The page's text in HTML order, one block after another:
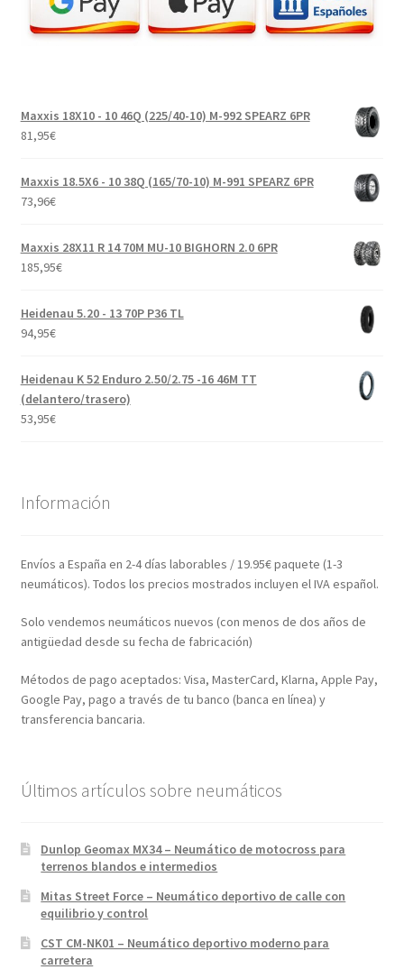
Maxxis 18X10 - 10 46Q (225/40-10) M-992 SPEARZ 6PR
81,95€
Maxxis 18.5X6 - 10 38Q (165/70-10) M-991 SPEARZ 6PR
73,96€
Maxxis 28X11 R 14 70M MU-10 BIGHORN 2.0 6PR
185,95€
Heidenau 5.20 - 13 70P P36 TL
94,95€
Heidenau K 52 Enduro 2.50/2.75 -16 46M TT
(delantero/trasero)
53,95€
Información
Envíos a España en 2-4 días laborables / 19.95€ paquete (1-3
neumáticos). Todos los precios mostrados incluyen el IVA español.
Solo vendemos neumáticos nuevos (con menos de dos años de
antigüedad desde su fecha de fabricación)
Métodos de pago aceptados: Visa, MasterCard, Klarna, Apple Pay,
Google Pay, pago a través de tu banco (banca en línea) y
transferencia bancaria.
Últimos artículos sobre neumáticos
Dunlop Geomax MX34 – Neumático de motocross para
terrenos blandos e intermedios
Mitas Street Force – Neumático deportivo de calle con
equilibrio y control
CST CM-NK01 – Neumático deportivo moderno para
carretera